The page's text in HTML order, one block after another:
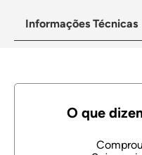
Informações Técnicas